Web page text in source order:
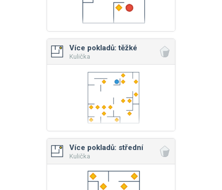
Více pokladů: těžké
Kulička
Více pokladů: střední
Kulička